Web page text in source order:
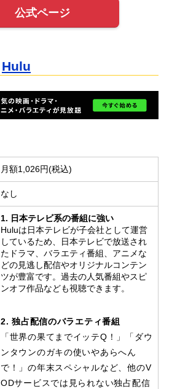
公式ページ
Hulu
月額1,026円(税込)
なし
1. 日本テレビ系の番組に強い
Huluは日本テレビが子会社として運営
しているため、日本テレビで放送され
たドラマ、バラエティ番組、アニメな
どの見逃し配信やオリジナルコンテン
ツが豊富です。過去の人気番組やスピ
ンオフ作品なども視聴できます。
2. 独占配信のバラエティ番組
「世界の果てまでイッテQ！」「ダウ
ンタウンのガキの使いやあらへん
で！」の年末スペシャルなど、他のV
ODサービスでは見られない独占配信